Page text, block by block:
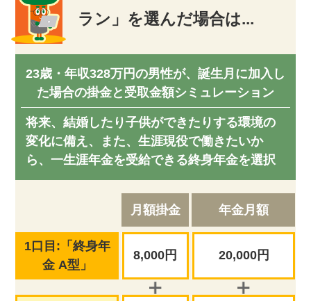
ラン」を選んだ場合は...
23歳・年収328万円の男性が、誕生月に加入し
た場合の掛金と受取金額シミュレーション
将来、結婚したり子供ができたりする環境の
変化に備え、また、生涯現役で働きたいか
ら、一生涯年金を受給できる終身年金を選択
月額掛金 年金月額
1口目:「終身年
金 A型」
8,000円 20,000円